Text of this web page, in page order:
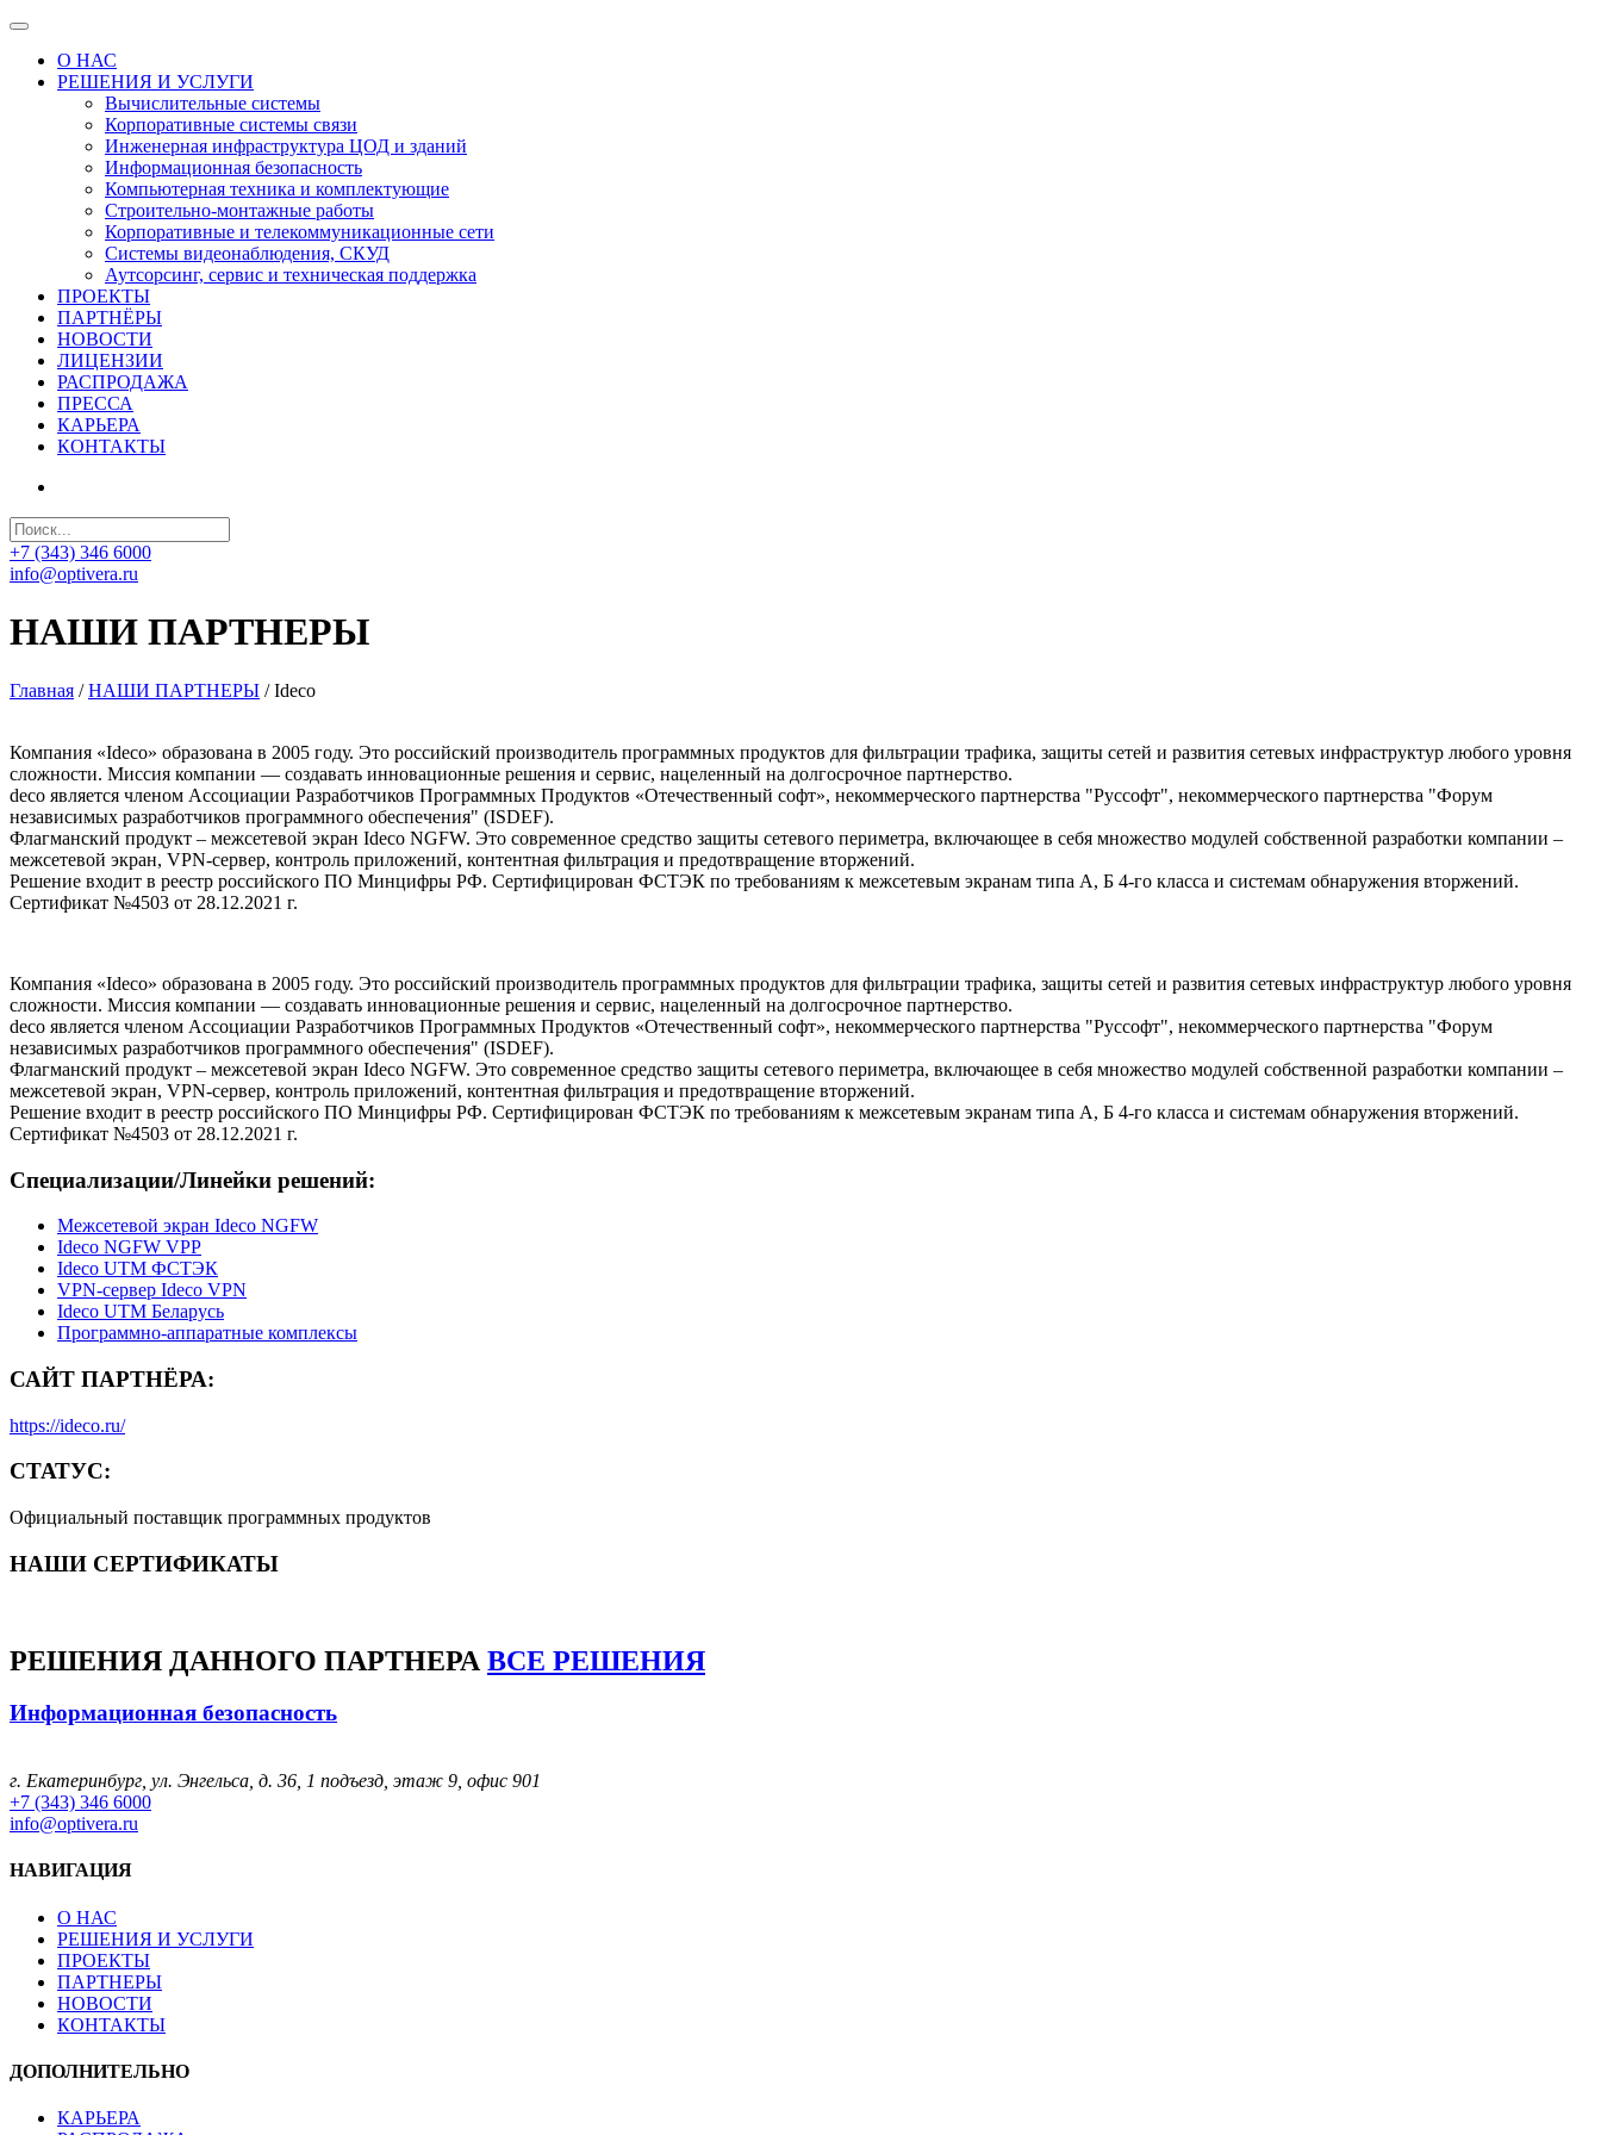
О НАС
РЕШЕНИЯ И УСЛУГИ
Вычислительные системы
Корпоративные системы связи
Инженерная инфраструктура ЦОД и зданий
Информационная безопасность
Компьютерная техника и комплектующие
Строительно-монтажные работы
Корпоративные и телекоммуникационные сети
Системы видеонаблюдения, СКУД
Аутсорсинг, сервис и техническая поддержка
ПРОЕКТЫ
ПАРТНЁРЫ
НОВОСТИ
ЛИЦЕНЗИИ
РАСПРОДАЖА
ПРЕССА
КАРЬЕРА
КОНТАКТЫ
+7 (343) 346 6000
info@optivera.ru
НАШИ ПАРТНЕРЫ
Главная / НАШИ ПАРТНЕРЫ / Ideco
Компания «Ideco» образована в 2005 году. Это российский производитель программных продуктов для фильтрации трафика, защиты сетей и развития сетевых инфраструктур любого уровня
сложности. Миссия компании — создавать инновационные решения и сервис, нацеленный на долгосрочное партнерство.
deco является членом Ассоциации Разработчиков Программных Продуктов «Отечественный софт», некоммерческого партнерства "Руссофт", некоммерческого партнерства "Форум
независимых разработчиков программного обеспечения" (ISDEF).
Флагманский продукт – межсетевой экран Ideco NGFW. Это современное средство защиты сетевого периметра, включающее в себя множество модулей собственной разработки компании –
межсетевой экран, VPN-сервер, контроль приложений, контентная фильтрация и предотвращение вторжений.
Решение входит в реестр российского ПО Минцифры РФ. Сертифицирован ФСТЭК по требованиям к межсетевым экранам типа А, Б 4-го класса и системам обнаружения вторжений.
Сертификат №4503 от 28.12.2021 г.
Компания «Ideco» образована в 2005 году. Это российский производитель программных продуктов для фильтрации трафика, защиты сетей и развития сетевых инфраструктур любого уровня
сложности. Миссия компании — создавать инновационные решения и сервис, нацеленный на долгосрочное партнерство.
deco является членом Ассоциации Разработчиков Программных Продуктов «Отечественный софт», некоммерческого партнерства "Руссофт", некоммерческого партнерства "Форум
независимых разработчиков программного обеспечения" (ISDEF).
Флагманский продукт – межсетевой экран Ideco NGFW. Это современное средство защиты сетевого периметра, включающее в себя множество модулей собственной разработки компании –
межсетевой экран, VPN-сервер, контроль приложений, контентная фильтрация и предотвращение вторжений.
Решение входит в реестр российского ПО Минцифры РФ. Сертифицирован ФСТЭК по требованиям к межсетевым экранам типа А, Б 4-го класса и системам обнаружения вторжений.
Сертификат №4503 от 28.12.2021 г.
Специализации/Линейки решений:
Межсетевой экран Ideco NGFW
Ideco NGFW VPP
Ideco UTM ФСТЭК
VPN-сервер Ideco VPN
Ideco UTM Беларусь
Программно-аппаратные комплексы
САЙТ ПАРТНЁРА:
https://ideco.ru/
СТАТУС:
Официальный поставщик программных продуктов
НАШИ СЕРТИФИКАТЫ
РЕШЕНИЯ ДАННОГО ПАРТНЕРА ВСЕ РЕШЕНИЯ
Информационная безопасность
г. Екатеринбург, ул. Энгельса, д. 36, 1 подъезд, этаж 9, офис 901
+7 (343) 346 6000
info@optivera.ru
НАВИГАЦИЯ
О НАС
РЕШЕНИЯ И УСЛУГИ
ПРОЕКТЫ
ПАРТНЕРЫ
НОВОСТИ
КОНТАКТЫ
ДОПОЛНИТЕЛЬНО
КАРЬЕРА